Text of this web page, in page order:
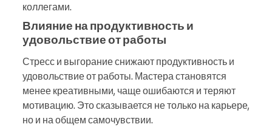
коллегами.
Влияние на продуктивность и
удовольствие от работы
Стресс и выгорание снижают продуктивность и
удовольствие от работы. Мастера становятся
менее креативными, чаще ошибаются и теряют
мотивацию. Это сказывается не только на карьере,
но и на общем самочувствии.